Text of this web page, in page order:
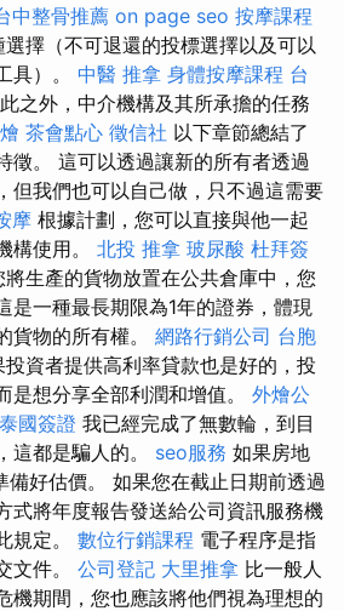
中整骨推薦 on page seo 按摩課程
選擇（不可退還的投標選擇以及可以
具）。 中醫 推拿 身體按摩課程 台
之外，中介機構及其所承擔的任務
茶會點心 徵信社 以下章節總結了
徵。 這可以透過讓新的所有者透過
但我們也可以自己做，只不過這需要
摩 根據計劃，您可以直接與他一起
構使用。 北投 推拿 玻尿酸 杜拜簽
將生產的貨物放置在公共倉庫中，您
是一種最長期限為1年的證券，體現
貨物的所有權。 網路行銷公司 台胞
投資者提供高利率貸款也是好的，投
是想分享全部利潤和增值。 外燴公
泰國簽證 我已經完成了無數輪，到目
這都是騙人的。 seo服務 如果房地
好估價。 如果您在截止日期前透過
式將年度報告發送給公司資訊服務機
規定。 數位行銷課程 電子程序是指
文件。 公司登記 大里推拿 比一般人
機期間，您也應該將他們視為理想的